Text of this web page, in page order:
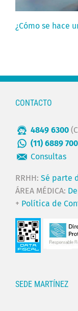
¿Cómo se hace
CONTACTO
4849 6300
(11) 6889
Consultas
RRHH: Sé parte
ÁREA MÉDICA:
+ Política de
SEDE MARTÍNEZ